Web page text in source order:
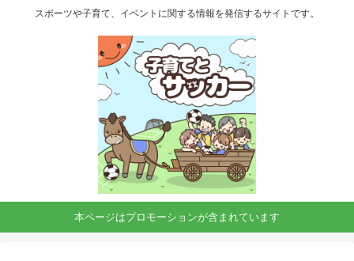
スポーツや子育て、イベントに関する情報を発信するサイトです。
本ページはプロモーションが含まれています